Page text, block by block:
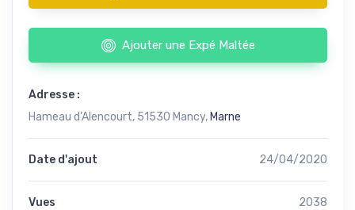
Ajouter une Expé Maltée
Adresse :
Hameau d’Alencourt, 51530 Mancy, Marne
Date d'ajout 24/04/2020
Vues 2038